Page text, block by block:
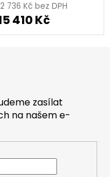
736 Kč bez DPH
410 Kč
zasílat
na našem e-